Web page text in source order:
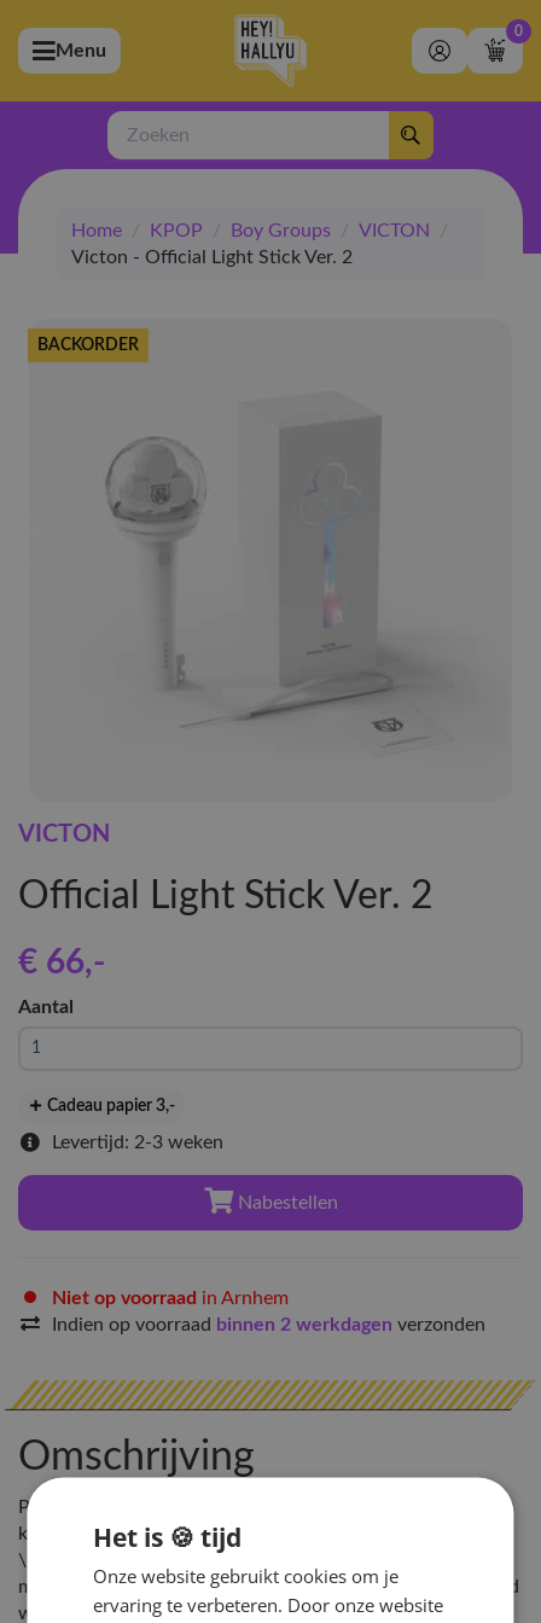
(Artiesten)
(Merchandise)
(Exclusive)
(Winkel)
Menu
0
Zoeken
Home / KPOP / Boy Groups / VICTON
/
Victon - Official Light Stick Ver. 2
BACKORDER
VICTON
Official Light Stick Ver. 2
€ 66,-
Aantal
Cadeau papier 3,-
Levertijd: 2-3 weken
Nabestellen
Niet op voorraad in Arnhem
Indien op voorraad binnen 2 werkdagen verzonden
Omschrijving
Pre-order: Lightstick is momenteel niet op voorraad, maar
komt met de volgende Hey!Hallyu levering mee \n
\nLeverdatum: 1-4 weken. De levertijd hangt af van het
moment waarop je besteld en wanneer de nieuwe voorraad
wordt verzonden uit Zuid-Korea. \n \nLet op: Het kan
Het is 🍪 tijd
Onze website gebruikt cookies om je
ervaring te verbeteren. Door onze website